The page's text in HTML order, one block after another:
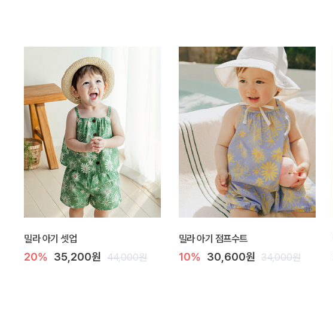
밀라 아기 셋업
20% 35,200원 44,000원
밀라 아기 점프수트
10% 30,600원 34,000원